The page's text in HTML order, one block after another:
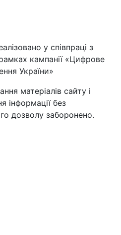
у співпраці з
кампанії «Цифрове
України»
матеріалів сайту і
інформації без
дозволу заборонено.